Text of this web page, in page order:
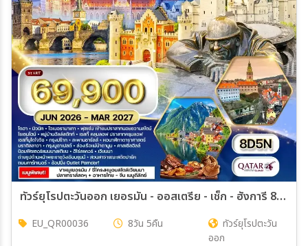
ทัวร์ยุโรปตะวันออก เยอรมัน - ออสเตรีย - เช็ก - ฮังการี 8วัน QR JUN 26 - MAR 27
EU_QR00036 8วัน 5คืน
ทัวร์ยุโรปตะวัน
ออก